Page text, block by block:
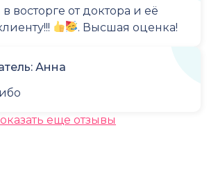
восторге от доктора и её
. Высшая оценка!
Анна
еще отзывы